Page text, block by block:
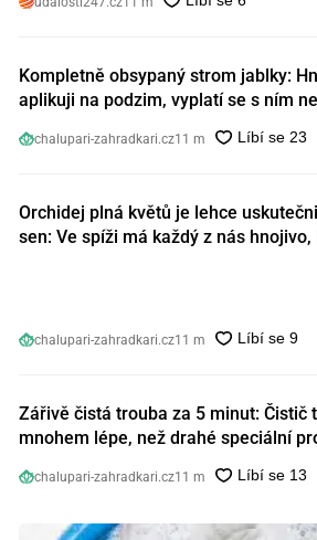
Kompletně obsypaný strom jablky:
aplikuji na podzim, vyplatí se s ním
chalupari-zahradkari.cz11 m
Orchidej plná květů je lehce
sen: Ve spíži má každý z nás hnojivo,
chalupari-zahradkari.cz11 m
Zářivě čistá trouba za 5 minut: Čistič
mnohem lépe, než drahé speciální
chalupari-zahradkari.cz11 m